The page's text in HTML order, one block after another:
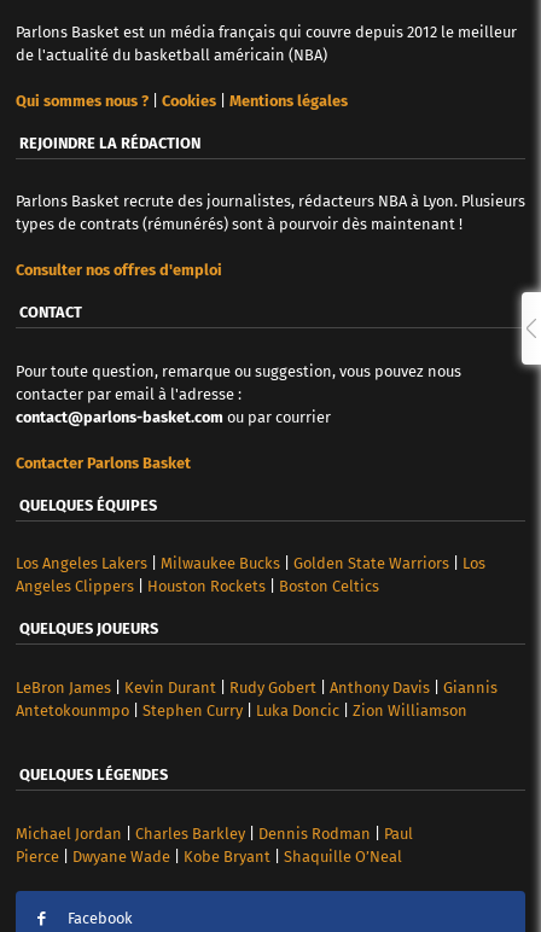
Parlons Basket est un média français qui couvre depuis 2012 le meilleur
de l'actualité du basketball américain (NBA)
Qui sommes nous ?| Cookies| Mentions légales
REJOINDRE LA RÉDACTION
Parlons Basket recrute des journalistes, rédacteurs NBA à Lyon. Plusieurs
types de contrats (rémunérés) sont à pourvoir dès maintenant !
Consulter nos offres d'emploi
CONTACT
Pour toute question, remarque ou suggestion, vous pouvez nous
contacter par email à l'adresse :
contact@parlons-basket.com ou par courrier
Contacter Parlons Basket
QUELQUES ÉQUIPES
Los Angeles Lakers| Milwaukee Bucks| Golden State Warriors| Los
Angeles Clippers| Houston Rockets| Boston Celtics
QUELQUES JOUEURS
LeBron James| Kevin Durant Rudy Gobert Anthony Davis| Giannis
Antetokounmpo| Stephen Curry| Luka Doncic| Zion Williamson
QUELQUES LÉGENDES
Michael Jordan Charles Barkley| Dennis Rodman
Paul
Pierce| Dwyane Wade| Kobe Bryant Shaquille O’Neal
Facebook